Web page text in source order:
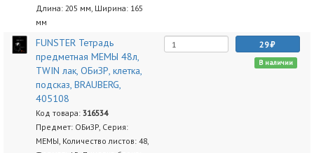
Длина: 205 мм, Ширина: 165
мм
FUNSTER Тетрадь
предметная МЕМЫ 48л,
TWIN лак, ОБиЗР, клетка,
подсказ, BRAUBERG,
405108
Код товара: 316534
Предмет: ОБиЗР, Серия:
МЕМЫ, Количество листов: 48,
29
В наличии